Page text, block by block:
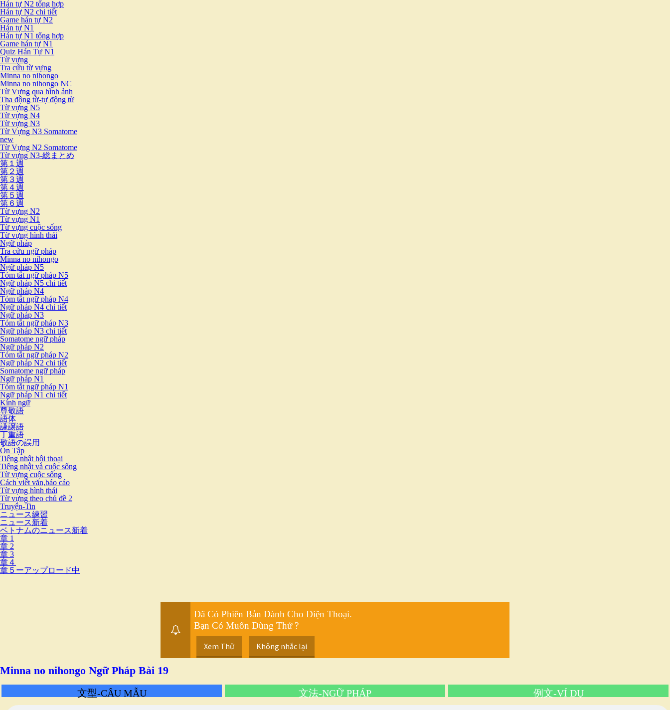
Hán tự N2 tổng hợp
Hán tự N2 chi tiết
Game hán tự N2
Hán tự N1
Hán tự N1 tổng hợp
Game hán tự N1
Quiz Hán Tự N1
Từ vựng
Tra cứu từ vựng
Minna no nihongo
Minna no nihongo NC
Từ Vựng qua hình ảnh
Tha động từ-tự động từ
Từ vựng N5
Từ vựng N4
Từ vựng N3
Từ Vựng N3 Somatome
new
Từ Vựng N2 Somatome
Từ vựng N3-総まとめ
第１週
第２週
第３週
第４週
第５週
第６週
Từ vựng N2
Từ vựng N1
Từ vựng cuộc sống
Từ vựng hình thái
Ngữ pháp
Tra cứu ngữ pháp
Minna no nihongo
Ngữ pháp N5
Tóm tắt ngữ pháp N5
Ngữ pháp N5 chi tiết
Ngữ pháp N4
Tóm tắt ngữ pháp N4
Ngữ pháp N4 chi tiết
Ngữ pháp N3
Tóm tắt ngữ pháp N3
Ngữ pháp N3 chi tiết
Somatome ngữ pháp
Ngữ pháp N2
Tóm tắt ngữ pháp N2
Ngữ pháp N2 chi tiết
Somatome ngữ pháp
Ngữ pháp N1
Tóm tắt ngữ pháp N1
Ngữ pháp N1 chi tiết
Kính ngữ
尊敬語
語体
謙譲語
丁重語
敬語の誤用
Ôn Tập
Tiếng nhật hội thoại
Tiếng nhật và cuộc sống
Từ vựng cuộc sống
Cách viết văn,báo cáo
Từ vựng hình thái
Từ vựng theo chủ đề 2
Truyện-Tin
ニュース練習
ニュース新着
ベトナムのニュース新着
章 1
章 2
章 3
章４
章５ーアップロード中
Đã Có Phiên Bản Dành Cho Điện Thoại.
Bạn Có Muốn Dùng Thử ?
Xem Thử Không nhắc lại
Minna no nihongo Ngữ Pháp Bài 19
文型-CÂU MẪU 文法-NGỮ PHÁP 例文-VÍ DỤ